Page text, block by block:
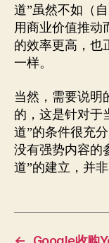
道”虽然不如（
用商业价值推动
的效率更高，也
一样。
当然，需要说明
的，这是针对于
道”的条件很充
没有强势内容的
道”的建立，并非